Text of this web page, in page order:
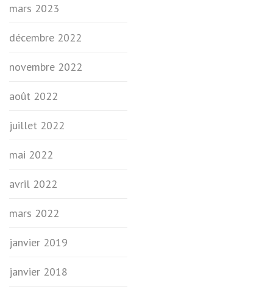
mars 2023
décembre 2022
novembre 2022
août 2022
juillet 2022
mai 2022
avril 2022
mars 2022
janvier 2019
janvier 2018